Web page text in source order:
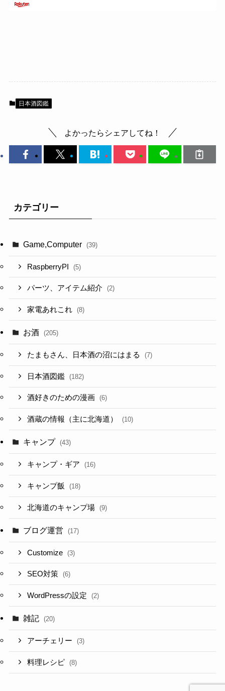
日本酒図鑑
よかったらシェアしてね！
カテゴリー
Game,Computer (39)
RaspberryPI (5)
パーツ、アイテム紹介 (2)
家電あれこれ (8)
お酒 (205)
たまもさん、日本酒の沼にはまる (7)
日本酒図鑑 (182)
酒好きのための漫画 (6)
酒蔵の情報（主に北海道） (10)
キャンプ (43)
キャンプ・ギア (16)
キャンプ飯 (18)
北海道のキャンプ場 (9)
ブログ運営 (17)
Customize (3)
SEO対策 (6)
WordPressの設定 (2)
雑記 (20)
アーチェリー (3)
料理レシピ (8)